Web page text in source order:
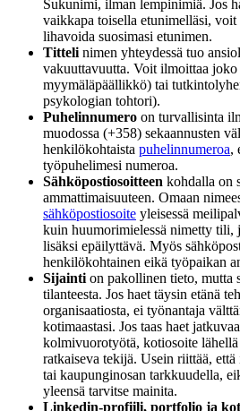
Sukunimi, ilman lempinimiä. Jos
vaikkapa toisella etunimelläsi,
lihavoida suosimasi etunimen.
Titteli nimen yhteydessä tuo
vakuuttavuutta. Voit ilmoittaa
myymäläpäällikkö) tai
psykologian tohtori).
Puhelinnumero on turvallisinta
muodossa (+358) sekaannusten
henkilökohtaista puhelinnumeroa,
työpuhelimesi numeroa.
Sähköpostiosoitteen kohdalla on
ammattimaisuuteen. Omaan
sähköpostiosoite yleisessä
kuin huumorimielessä nimetty tili,
lisäksi epäilyttävä. Myös
henkilökohtainen eikä työpaikan
Sijainti on pakollinen tieto, mutta
tilanteesta. Jos haet täysin etänä
organisaatiosta, ei työnantaja
kotimaastasi. Jos taas haet
kolmivuorotyötä, kotiosoite
ratkaiseva tekijä. Usein riittää,
tai kaupunginosan tarkkuudella,
yleensä tarvitse mainita.
Linkedin-profiili, portfolio ja ko